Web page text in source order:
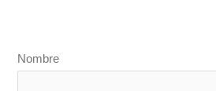
Nombre